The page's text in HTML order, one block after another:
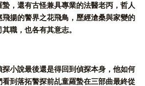
，還有古怪兼具專業的法醫老丙，哲人
揚的警界之花飛鳥，歷經滄桑與家變的
職，也各有其意志。
小說最後還是得回到偵探本身，他如何
到落拓警探前乩童羅蟄在三部曲最終從